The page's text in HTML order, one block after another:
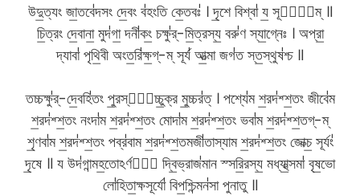
উদু॒ত্যং জা॒তবে॑দসং দে॒বং ব॑হংতি কে॒তবঃ॑ । দৃ॒শে বিশ্বা॑ য॒ সূর্য᳚ম্ ॥
চি॒ত্রং দে॒বানা॒ মুদ॑গা॒ দনী॑কং॒ চক্ষু॑র্-মি॒ত্রস্য॒ বরু॑ণ স্যা॒গ্নেঃ । অপ্রা॒
দ্যাবা॑ পৃথি॒বী অংত॒রি॑ক্ষ॒গ্-ম্ সূর্য॑ আ॒ত্মা জগ॑ত স্ত॒স্থুষ॑শ্চ ॥
তচ্চক্ষু॑র্-দে॒বহি॑তং পু॒রস্তা᳚চ্চু॒ক্র মু॒চ্চর॑ত্ । পশ্যে॑ম শ॒রদ॑শ্শ॒তং জীবে॑ম
শ॒রদ॑শ্শ॒তং নংদা॑ম শ॒রদ॑শ্শ॒তং মোদা॑ম শ॒রদ॑শ্শ॒তং ভবা॑ম শ॒রদ॑শ্শ॒তগ্-ম্
শৃ॒ণবা॑ম শ॒রদ॑শ্শ॒তং পব্র॑বাম শ॒রদ॑শ্শ॒তমজী॑তাস্যাম শ॒রদ॑শ্শ॒তং জোক্চ॒ সূর্যং॑
দৃ॒ষে ॥ য উদ॑গান্মহ॒তোঽর্ণবা᳚ দ্বি॒ভ্রাজ॑মান স্সরি॒রস্য॒ মধ্যা॒থ্সমা॑ বৃষ॒ভো
লো॑হিতা॒ক্ষসূর্যো॑ বিপ॒শ্চিন্মন॑সা পুনাতু ॥